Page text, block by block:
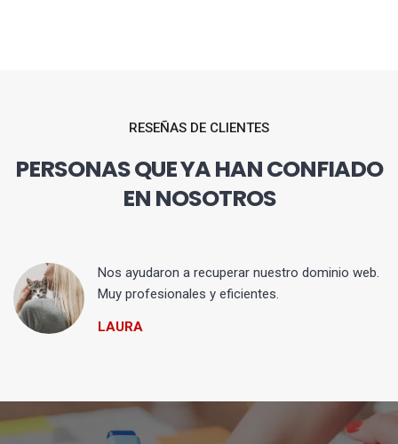
RESEÑAS DE CLIENTES
PERSONAS QUE YA HAN CONFIADO
EN NOSOTROS
Nos ayudaron a recuperar nuestro dominio web.
Muy profesionales y eficientes.
LAURA